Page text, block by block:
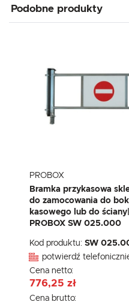
Podobne produkty
PROBOX
Bramka przykasowa
do zamocowania do
kasowego lub do ściany|
PROBOX SW 025.000
Kod produktu: SW
potwierdź
Cena netto:
776,25 zł
Cena brutto: